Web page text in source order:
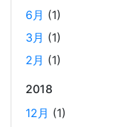
を目的としています。
ホーリンラブブック
2025-03-17
弊社が運営しているEC
ラブブックスがあります
6月 (1)
3月 (1)
2月 (1)
2018
12月 (1)